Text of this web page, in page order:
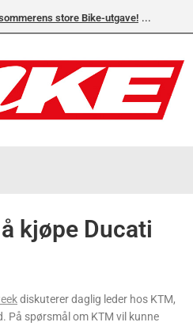
store Bike-utgave!
kjøpe Ducati
diskuterer daglig leder hos KTM,
På spørsmål om KTM vil kunne